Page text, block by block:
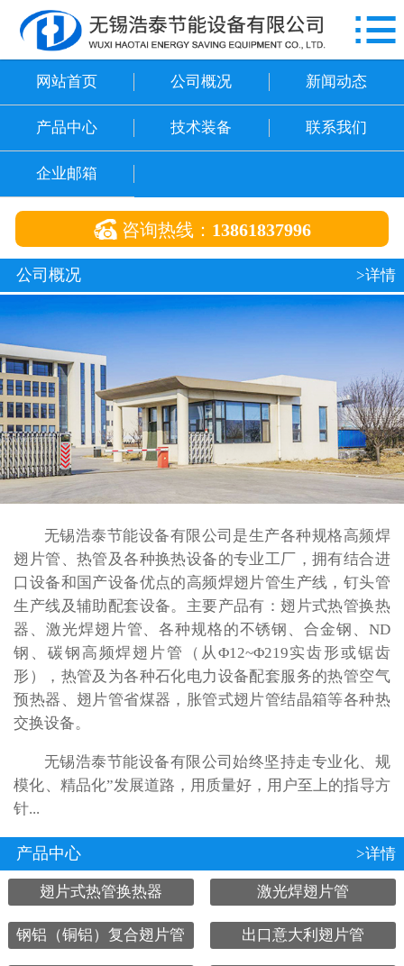
网站首页
联系我们
企业邮箱

网站首页 公司概况 新闻动态
产品中心 技术装备 联系我们
企业邮箱
 咨询热线： 13861837996
公司概况 >详情
无锡浩泰节能设备有限公司是生产各种规格高频焊
翅片管、热管及各种换热设备的专业工厂，拥有结合进
口设备和国产设备优点的高频焊翅片管生产线，钉头管
生产线及辅助配套设备。主要产品有：翅片式热管换热
器、激光焊翅片管、各种规格的不锈钢、合金钢、ND
钢、碳钢高频焊翅片管（从Φ12~Φ219实齿形或锯齿
形），热管及为各种石化电力设备配套服务的热管空气
预热器、翅片管省煤器，胀管式翅片管结晶箱等各种热
交换设备。
无锡浩泰节能设备有限公司始终坚持走专业化、规
模化、精品化”发展道路，用质量好，用户至上的指导方
针...
产品中心 >详情
翅片式热管换热器 激光焊翅片管
钢铝（铜铝）复合翅片管 出口意大利翅片管